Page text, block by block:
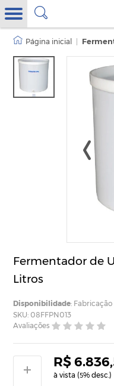
Fermentador de
Litros
Disponibilidade: Fabricação
SKU: 08FFPN013
Avaliações
R$
à vista (5% desc.)